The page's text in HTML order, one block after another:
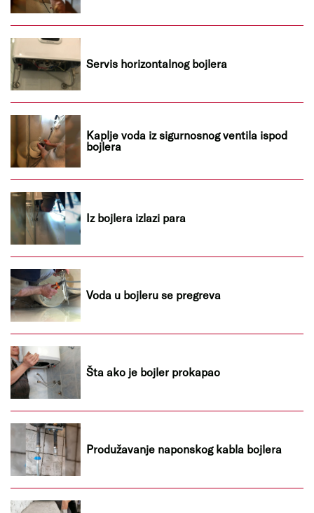
Servis horizontalnog bojlera
Kaplje voda iz sigurnosnog ventila ispod
bojlera
Iz bojlera izlazi para
Voda u bojleru se pregreva
Šta ako je bojler prokapao
Produžavanje naponskog kabla bojlera